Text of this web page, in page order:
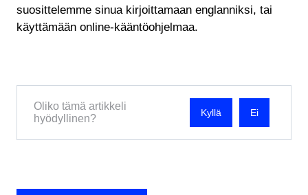
suosittelemme sinua kirjoittamaan englanniksi, tai
käyttämään online-kääntöohjelmaa.
Oliko tämä artikkeli
hyödyllinen?
Ei